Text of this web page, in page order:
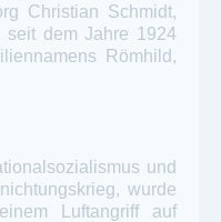
Christian Schmidt,
seit dem Jahre 1924
Römhild,
und
wurde
Luftangriff auf